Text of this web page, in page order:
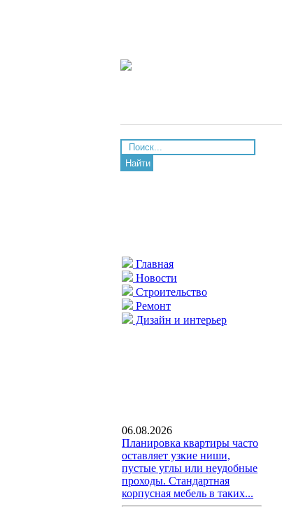
Найти
Главная
Новости
Строительство
Ремонт
Дизайн и интерьер
06.08.2026
Планировка квартиры часто
оставляет узкие ниши,
пустые углы или неудобные
проходы. Стандартная
корпусная мебель в таких...